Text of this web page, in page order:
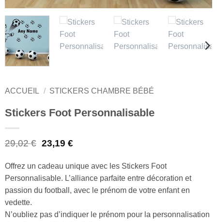
ACCUEIL / STICKERS CHAMBRE BÉBÉ
Stickers Foot Personnalisable
29,02€ Le
initial
était :
29,02 €.
23,19 €Le
actuel
est :
23,19 €.
Offrez un cadeau unique avec les Stickers Foot
Personnalisable. L’alliance parfaite entre décoration et
passion du football, avec le prénom de votre enfant en
vedette.
N’oubliez pas d’indiquer le prénom pour la personnalisation